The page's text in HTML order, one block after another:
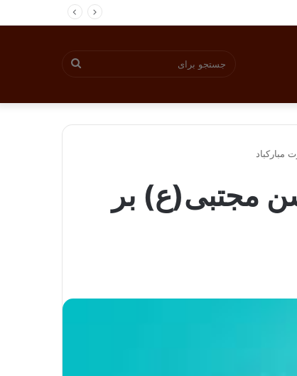
مجتبی(ع) بر